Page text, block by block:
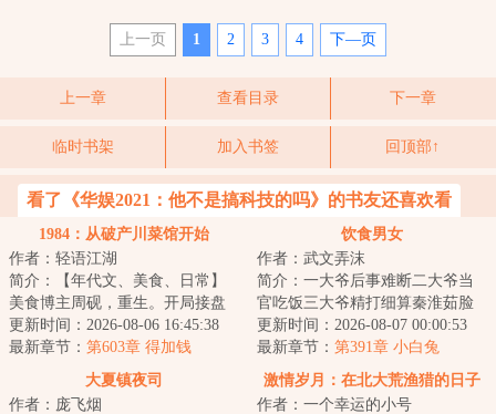
上一页 1 2 3 4 下—页
上一章 查看目录 下一章
临时书架 加入书签 回顶部↑
看了《华娱2021：他不是搞科技的吗》的书友还喜欢看
1984：从破产川菜馆开始
作者：轻语江湖
简介：【年代文、美食、日常】
美食博主周砚，重生。开局接盘
一家破产川菜馆。跷脚牛肉、夫
妻肺片、麻婆豆...
更新时间：2026-08-06 16:45:38
最新章节： 第603章 得加钱
饮食男女
作者：武文弄沫
简介：一大爷后事难断二大爷当
官吃饭三大爷精打细算秦淮茹脸
蛋好看何雨柱打架做饭娄晓娥难
逃大院李学武一...
更新时间：2026-08-07 00:00:53
最新章节： 第391章 小白兔
大夏镇夜司
作者：庞飞烟
激情岁月：在北大荒渔猎的日子
作者：一个幸运的小号